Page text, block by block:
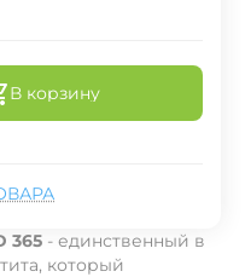
В корзину
365 - единственный в
который